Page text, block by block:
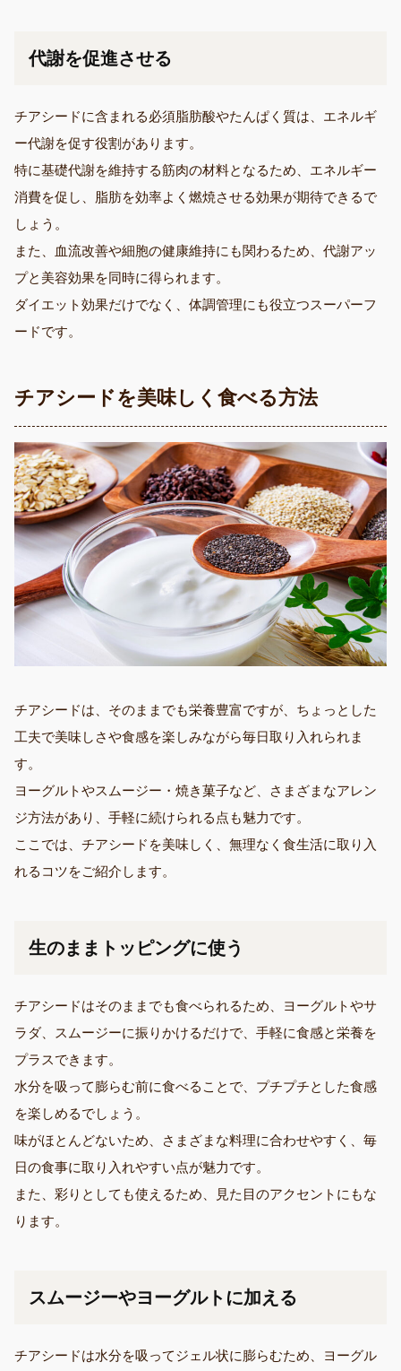
代謝を促進させる
チアシードに含まれる必須脂肪酸やたんぱく質は、エネルギ
ー代謝を促す役割があります。
特に基礎代謝を維持する筋肉の材料となるため、エネルギー
消費を促し、脂肪を効率よく燃焼させる効果が期待できるで
しょう。
また、血流改善や細胞の健康維持にも関わるため、代謝アッ
プと美容効果を同時に得られます。
ダイエット効果だけでなく、体調管理にも役立つスーパーフ
ードです。
チアシードを美味しく食べる方法
チアシードは、そのままでも栄養豊富ですが、ちょっとした
工夫で美味しさや食感を楽しみながら毎日取り入れられま
す。
ヨーグルトやスムージー・焼き菓子など、さまざまなアレン
ジ方法があり、手軽に続けられる点も魅力です。
ここでは、チアシードを美味しく、無理なく食生活に取り入
れるコツをご紹介します。
生のままトッピングに使う
チアシードはそのままでも食べられるため、ヨーグルトやサ
ラダ、スムージーに振りかけるだけで、手軽に食感と栄養を
プラスできます。
水分を吸って膨らむ前に食べることで、プチプチとした食感
を楽しめるでしょう。
味がほとんどないため、さまざまな料理に合わせやすく、毎
日の食事に取り入れやすい点が魅力です。
また、彩りとしても使えるため、見た目のアクセントにもな
ります。
スムージーやヨーグルトに加える
チアシードは水分を吸ってジェル状に膨らむため、ヨーグル